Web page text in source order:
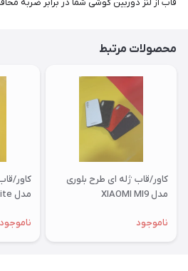
قاب از لنز دوربین گوشی شما در برابر ضربه
محصولات مرتبط
کاور/قاب ژله ای طرح بلوری
مدل XIAOMI MI9
ناموجود
کاور/
مدل XIAOMI MI9Lite
ناموجود